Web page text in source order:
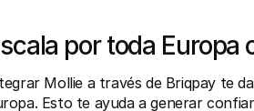
por toda
Mollie a través de Briqpay te
Esto te ayuda a generar